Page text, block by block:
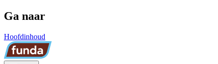
Ga naar
Hoofdinhoud